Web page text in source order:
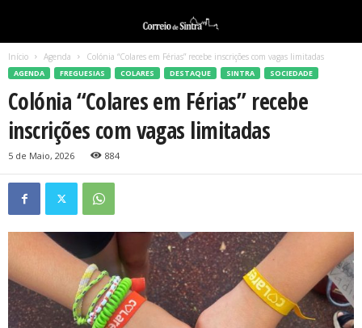
Início Agenda Colónia “Colares em Férias” recebe inscrições com vagas limitadas
AGENDA FREGUESIAS COLARES DESTAQUE SINTRA SOCIEDADE
Colónia “Colares em Férias” recebe
inscrições com vagas limitadas
5 de Maio, 2026 884